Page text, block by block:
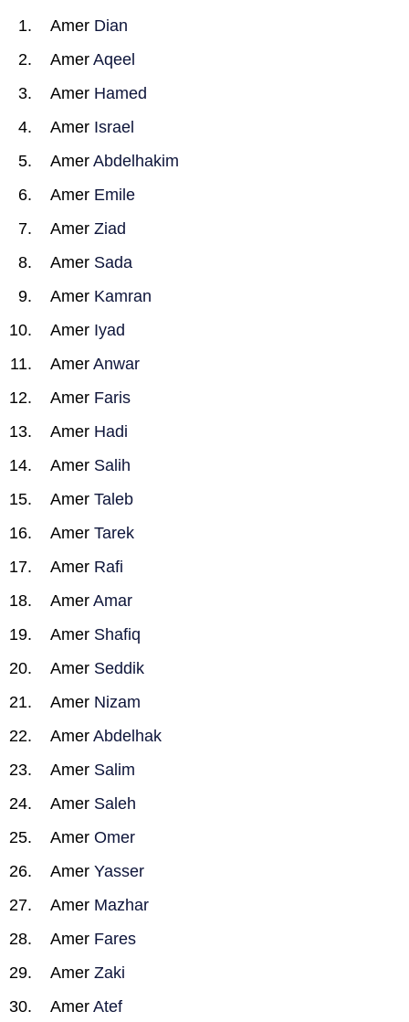
Amer Dian
Amer Aqeel
Amer Hamed
Amer Israel
Amer Abdelhakim
Amer Emile
Amer Ziad
Amer Sada
Amer Kamran
Amer Iyad
Amer Anwar
Amer Faris
Amer Hadi
Amer Salih
Amer Taleb
Amer Tarek
Amer Rafi
Amer Amar
Amer Shafiq
Amer Seddik
Amer Nizam
Amer Abdelhak
Amer Salim
Amer Saleh
Amer Omer
Amer Yasser
Amer Mazhar
Amer Fares
Amer Zaki
Amer Atef